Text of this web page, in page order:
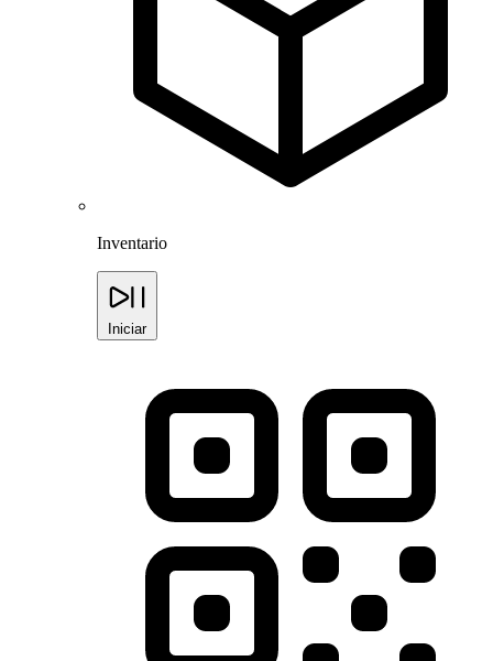
Inventario
Iniciar